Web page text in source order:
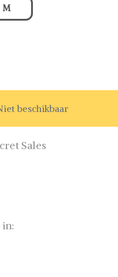
M
beschikbaar
Sales